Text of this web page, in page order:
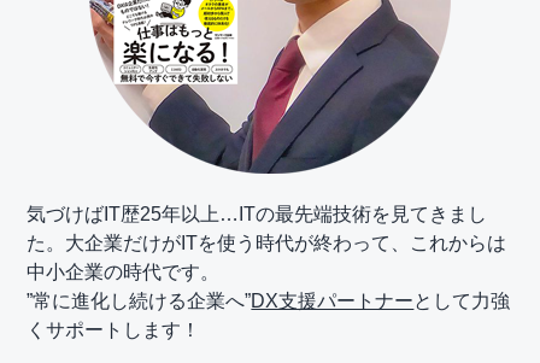
気づけばIT歴25年以上…ITの最先端技術を見てきまし
た。大企業だけがITを使う時代が終わって、これからは
中小企業の時代です。
”常に進化し続ける企業へ”DX支援パートナーとして力強
くサポートします！